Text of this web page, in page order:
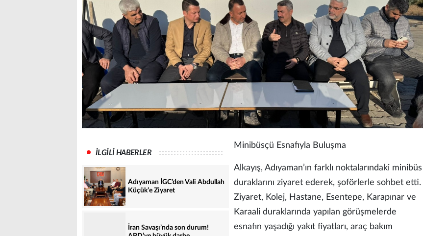
İLGİLİ HABERLER
Adıyaman İGC’den Vali Abdullah
Küçük’e Ziyaret
İran Savaşı’nda son durum!
Minibüsçü Esnafıyla Buluşma
Alkayış, Adıyaman’ın farklı noktalarındaki minibüs
duraklarını ziyaret ederek, şoförlerle sohbet etti.
Ziyaret, Kolej, Hastane, Esentepe, Karapınar ve
Karaali duraklarında yapılan görüşmelerde
esnafın yaşadığı yakıt fiyatları, araç bakım